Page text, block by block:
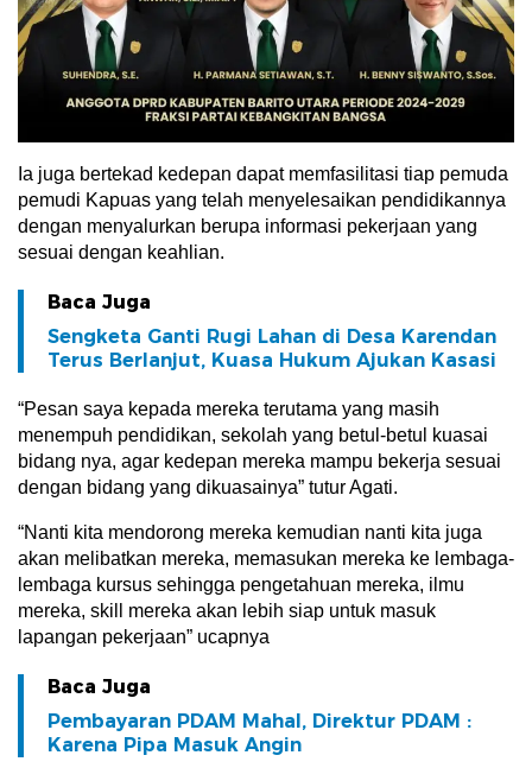
Ia juga bertekad kedepan dapat memfasilitasi tiap pemuda
pemudi Kapuas yang telah menyelesaikan pendidikannya
dengan menyalurkan berupa informasi pekerjaan yang
sesuai dengan keahlian.
Baca Juga
Sengketa Ganti Rugi Lahan di Desa Karendan
Terus Berlanjut, Kuasa Hukum Ajukan Kasasi
“Pesan saya kepada mereka terutama yang masih
menempuh pendidikan, sekolah yang betul-betul kuasai
bidang nya, agar kedepan mereka mampu bekerja sesuai
dengan bidang yang dikuasainya” tutur Agati.
“Nanti kita mendorong mereka kemudian nanti kita juga
akan melibatkan mereka, memasukan mereka ke lembaga-
lembaga kursus sehingga pengetahuan mereka, ilmu
mereka, skill mereka akan lebih siap untuk masuk
lapangan pekerjaan” ucapnya
Baca Juga
Pembayaran PDAM Mahal, Direktur PDAM :
Karena Pipa Masuk Angin